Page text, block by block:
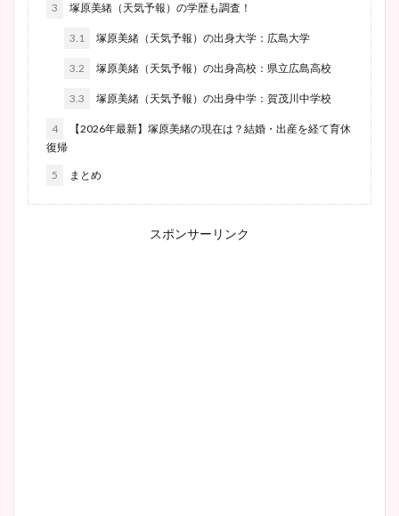
3 塚原美緒（天気予報）の学歴も調査！
3.1 塚原美緒（天気予報）の出身大学：広島大学
3.2 塚原美緒（天気予報）の出身高校：県立広島高校
3.3 塚原美緒（天気予報）の出身中学：賀茂川中学校
4
【2026年最新】塚原美緒の現在は？結婚・出産を経て育休
復帰
5 まとめ
スポンサーリンク